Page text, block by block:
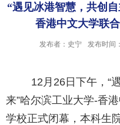
“遇见冰港智慧，共创
香港中文大学联
发布者：史宁 发布时间
12月26日下午，“
来”哈尔滨工业大学-香
学校正式闭幕，本科生